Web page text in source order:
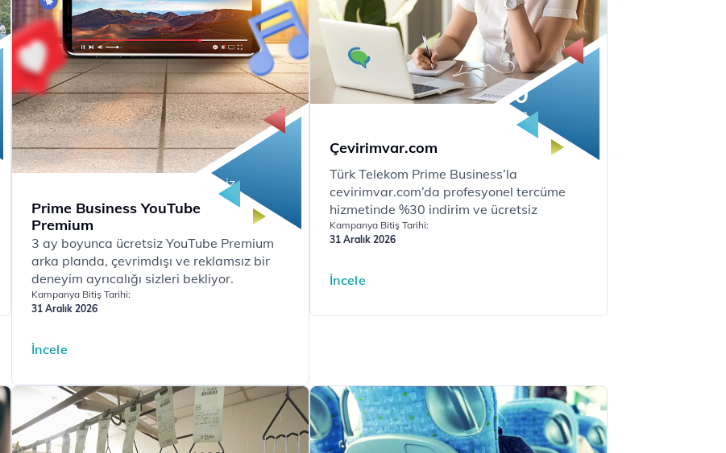
Prime Business YouTube
Premium
3 ay boyunca ücretsiz YouTube Premium
arka planda, çevrimdışı ve reklamsız bir
deneyim ayrıcalığı sizleri bekliyor.​​
Kampanya Bitiş Tarihi:
31 Aralık 2026
İncele
3Ay
ücretsiz
Çevirimvar.com
Türk Telekom Prime Business’la
cevirimvar.com’da profesyonel tercüme
hizmetinde %30 indirim ve ücretsiz
öncelikli teslimat ayrıcalığı sizleri bekliyor.
Kampanya Bitiş Tarihi:
31 Aralık 2026
İncele
%30
İndirim